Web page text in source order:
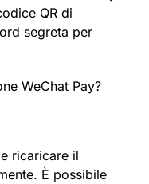
QR di
segreta per
WeChat Pay?
ricaricare il
È possibile